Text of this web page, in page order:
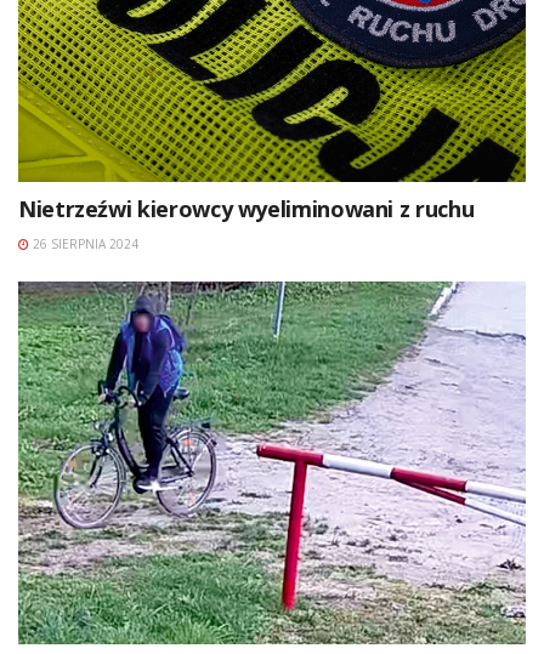
Nietrzeźwi kierowcy wyeliminowani z ruchu
26 SIERPNIA 2024